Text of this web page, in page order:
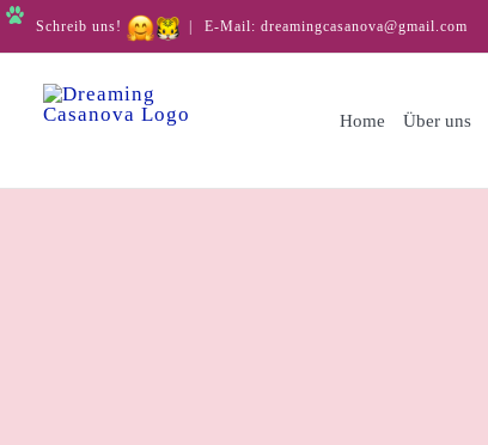
Skip
to
content
Schreib uns! E-Mail: dreamingcasanova@gmail.com
Home Über uns